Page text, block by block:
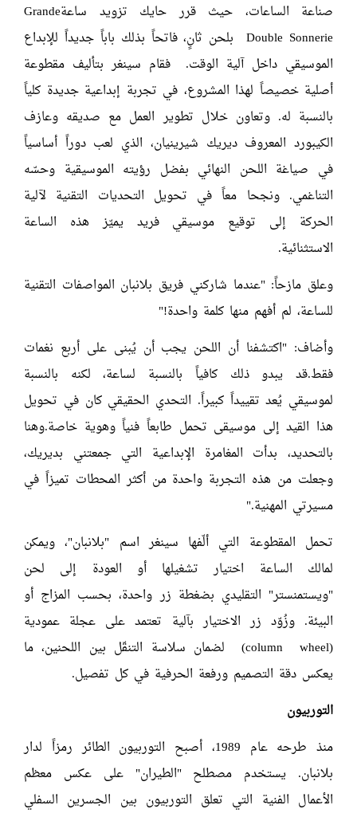
صناعة الساعات، حيث قرر حايك تزويد ساعةGrande
Double Sonnerie بلحن ثانٍ، فاتحاً بذلك باباً جديداً للإبداع
الموسيقي داخل آلية الوقت. فقام سينغر بتأليف مقطوعة
أصلية خصيصاً لهذا المشروع، في تجربة إبداعية جديدة كلياً
بالنسبة له. وتعاون خلال تطوير العمل مع صديقه وعازف
الكيبورد المعروف ديريك شيرينيان، الذي لعب دوراً أساسياً
في صياغة اللحن النهائي بفضل رؤيته الموسيقية وحسّه
التناغمي. ونجحا معاً في تحويل التحديات التقنية لآلية
الحركة إلى توقيع موسيقي فريد يميّز هذه الساعة
الاستثنائية.
وعلق مازحاً: "عندما شاركني فريق بلانبان المواصفات التقنية
للساعة، لم أفهم منها كلمة واحدة!"
وأضاف: "اكتشفنا أن اللحن يجب أن يُبنى على أربع نغمات
فقط.قد يبدو ذلك كافياً بالنسبة لساعة، لكنه بالنسبة
لموسيقي يُعد تقييداً كبيراً. التحدي الحقيقي كان في تحويل
هذا القيد إلى موسيقى تحمل طابعاً فنياً وهوية خاصة.وهنا
بالتحديد، بدأت المغامرة الإبداعية التي جمعتني بديريك،
وجعلت من هذه التجربة واحدة من أكثر المحطات تميزاً في
مسيرتي المهنية."
تحمل المقطوعة التي ألّفها سينغر اسم "بلانبان"، ويمكن
لمالك الساعة اختيار تشغيلها أو العودة إلى لحن
"ويستمنستر" التقليدي بضغطة زر واحدة، بحسب المزاج أو
البيئة. وزُوّد زر الاختيار بآلية تعتمد على عجلة عمودية
(column wheel) لضمان سلاسة التنقّل بين اللحنين، ما
يعكس دقة التصميم ورفعة الحرفية في كل تفصيل.
التوربيون
منذ طرحه عام 1989، أصبح التوربيون الطائر رمزاً لدار
بلانبان. يستخدم مصطلح "الطيران" على عكس معظم
الأعمال الفنية التي تعلق التوربيون بين الجسرين السفلي